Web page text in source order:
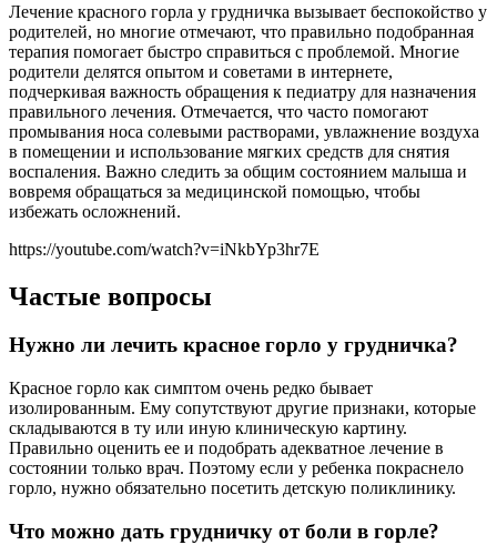
Лечение красного горла у грудничка вызывает беспокойство у
родителей, но многие отмечают, что правильно подобранная
терапия помогает быстро справиться с проблемой. Многие
родители делятся опытом и советами в интернете,
подчеркивая важность обращения к педиатру для назначения
правильного лечения. Отмечается, что часто помогают
промывания носа солевыми растворами, увлажнение воздуха
в помещении и использование мягких средств для снятия
воспаления. Важно следить за общим состоянием малыша и
вовремя обращаться за медицинской помощью, чтобы
избежать осложнений.
https://youtube.com/watch?v=iNkbYp3hr7E
Частые вопросы
Нужно ли лечить красное горло у грудничка?
Красное горло как симптом очень редко бывает
изолированным. Ему сопутствуют другие признаки, которые
складываются в ту или иную клиническую картину.
Правильно оценить ее и подобрать адекватное лечение в
состоянии только врач. Поэтому если у ребенка покраснело
горло, нужно обязательно посетить детскую поликлинику.
Что можно дать грудничку от боли в горле?